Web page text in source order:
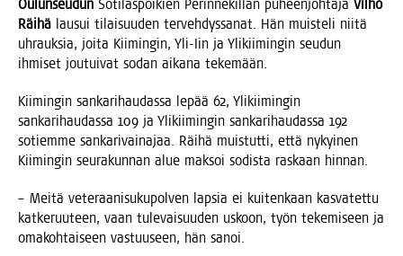
Oulun­seu­dun Soti­las­poi­kien Perin­ne­kil­lan puheen­joh­ta­ja Vil­ho
Räi­hä lausui tilai­suu­den ter­veh­dys­sa­nat. Hän muis­te­li nii­tä
uhrauk­sia, joi­ta Kii­min­gin, Yli-Iin ja Yli­kii­min­gin seu­dun
ihmi­set jou­tui­vat sodan aika­na tekemään.
Kii­min­gin san­ka­ri­hau­das­sa lepää 62, Yli­kii­min­gin
san­ka­ri­hau­das­sa 109 ja Yli­kii­min­gin san­ka­ri­hau­das­sa 192
sotiem­me san­ka­ri­vai­na­jaa. Räi­hä muis­tut­ti, että nykyi­nen
Kii­min­gin seu­ra­kun­nan alue mak­soi sodis­ta ras­kaan hinnan.
– Mei­tä vete­raa­ni­su­ku­pol­ven lap­sia ei kui­ten­kaan kas­va­tet­tu
kat­ke­ruu­teen, vaan tule­vai­suu­den uskoon, työn teke­mi­seen ja
oma­koh­tai­seen vas­tuuseen, hän sanoi.